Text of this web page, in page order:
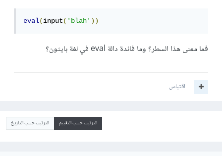
eval(input('blah'))
فما معنى هذا السطر؟ وما فائدة دالة eval في لغة بايثون؟
اقتباس
الترتيب حسب التقييم الترتيب حسب التاريخ